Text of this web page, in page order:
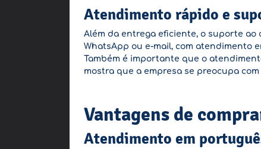
Atendimento rápido e
Além da entrega eficiente, o suporte ao
WhatsApp ou e-mail, com atendimento
Também é importante que o
mostra que a empresa se preocupa
Vantagens de
Atendimento em